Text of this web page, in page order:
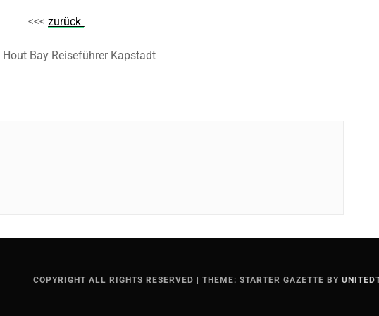
<<<zurück
COPYRIGHT ALL RIGHTS RESERVED THEME: STARTER GAZETTE BY